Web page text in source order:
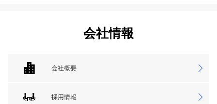
会社情報
会社概要
採用情報